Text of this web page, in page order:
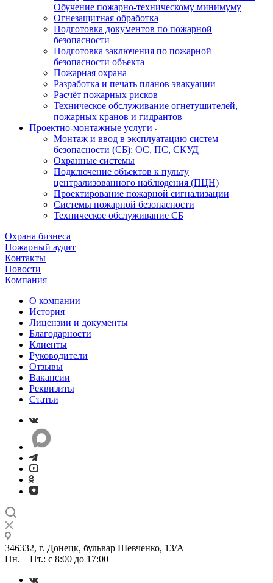
Обучение пожарно-техническому минимуму
Огнезащитная обработка
Подготовка документов по пожарной
безопасности
Подготовка заключения по пожарной
безопасности объекта
Пожарная охрана
Разработка и печать планов эвакуации
Расчёт пожарных рисков
Техническое обслуживание огнетушителей,
пожарных кранов и гидрантов
Проектно-монтажные услуги
Монтаж и ввод в эксплуатацию систем
безопасности (СБ): ОС, ПС, СКУД
Охранные системы
Подключение объектов к пульту
централизованного наблюдения (ПЦН)
Проектирование пожарной сигнализации
Системы пожарной безопасности
Техническое обслуживание СБ
Охрана бизнеса
Пожарный аудит
Контакты
Новости
Компания
О компании
История
Лицензии и документы
Благодарности
Клиенты
Руководители
Отзывы
Вакансии
Реквизиты
Статьи
346332, г. Донецк, бульвар Шевченко, 13/А
Пн. – Пт.: с 8:00 до 17:00